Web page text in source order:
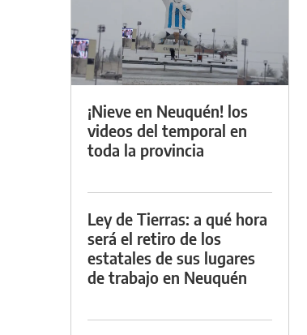
¡Nieve en Neuquén! los
videos del temporal en
toda la provincia
Ley de Tierras: a qué hora
será el retiro de los
estatales de sus lugares
de trabajo en Neuquén